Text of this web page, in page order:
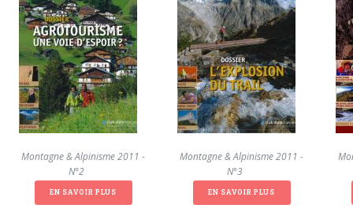
La Montagne & Alpinisme 2011 -
N°2
EN SAVOIR PLUS
La Montagne & Alpinisme 2011 -
N°3
EN SAVOIR PLUS
La